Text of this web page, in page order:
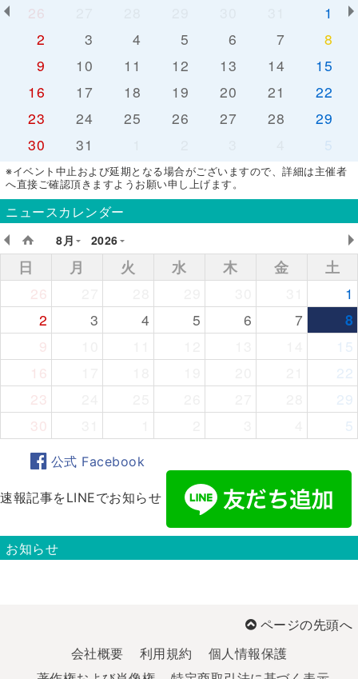
26
1
2
3 4 5 6 7
8
9
10 11 12 13 14
15
16
17 18 19 20 21
22
23
24 25 26 27 28
29
30
31 5
※イベント中止および延期となる場合がございますので、詳細は主催者
へ直接ご確認頂きますようお願い申し上げます。
ニュースカレンダー
8月
2026
日 月 火 水 木 金
土
26
1
2
3 4 5 6 7
8
9
15
16
22
23
29
30
5
公式 Facebook
速報記事をLINEでお知らせ
お知らせ
ページの先頭へ
会社概要
利用規約
個人情報保護